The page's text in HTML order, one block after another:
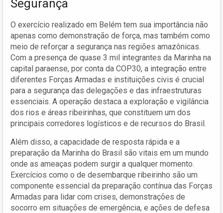
Segurança
O exercício realizado em Belém tem sua importância não
apenas como demonstração de força, mas também como
meio de reforçar a segurança nas regiões amazônicas.
Com a presença de quase 3 mil integrantes da Marinha na
capital paraense, por conta da COP30, a integração entre
diferentes Forças Armadas e instituições civis é crucial
para a segurança das delegações e das infraestruturas
essenciais. A operação destaca a exploração e vigilância
dos rios e áreas ribeirinhas, que constituem um dos
principais corredores logísticos e de recursos do Brasil.
Além disso, a capacidade de resposta rápida e a
preparação da Marinha do Brasil são vitais em um mundo
onde as ameaças podem surgir a qualquer momento.
Exercícios como o de desembarque ribeirinho são um
componente essencial da preparação contínua das Forças
Armadas para lidar com crises, demonstrações de
socorro em situações de emergência, e ações de defesa